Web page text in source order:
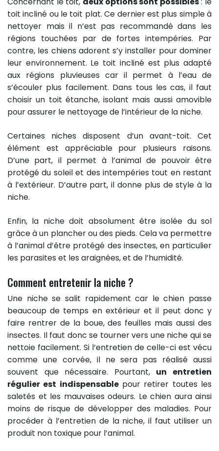
toit incliné ou le toit plat. Ce dernier est plus simple à
nettoyer mais il n’est pas recommandé dans les
régions touchées par de fortes intempéries. Par
contre, les chiens adorent s’y installer pour dominer
leur environnement. Le toit incliné est plus adapté
aux régions pluvieuses car il permet à l’eau de
s’écouler plus facilement. Dans tous les cas, il faut
choisir un toit étanche, isolant mais aussi amovible
pour assurer le nettoyage de l’intérieur de la niche.
Certaines niches disposent d’un avant-toit. Cet
élément est appréciable pour plusieurs raisons.
D’une part, il permet à l’animal de pouvoir être
protégé du soleil et des intempéries tout en restant
à l’extérieur. D’autre part, il donne plus de style à la
niche.
Enfin, la niche doit absolument être isolée du sol
grâce à un plancher ou des pieds. Cela va permettre
à l’animal d’être protégé des insectes, en particulier
les parasites et les araignées, et de l’humidité.
Comment entretenir la niche ?
Une niche se salit rapidement car le chien passe
beaucoup de temps en extérieur et il peut donc y
faire rentrer de la boue, des feuilles mais aussi des
insectes. Il faut donc se tourner vers une niche qui se
nettoie facilement. Si l’entretien de celle-ci est vécu
comme une corvée, il ne sera pas réalisé aussi
souvent que nécessaire. Pourtant, un entretien
régulier est indispensablepour retirer toutes les
saletés et les mauvaises odeurs. Le chien aura ainsi
moins de risque de développer des maladies. Pour
procéder à l’entretien de la niche, il faut utiliser un
produit non toxique pour l’animal.